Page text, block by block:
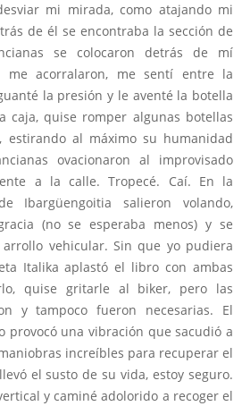
mi mirada, como atajando mi
de él se encontraba la sección de
se colocaron detrás de mí
me acorralaron, me sentí entre la
la presión y le aventé la botella
caja, quise romper algunas botellas
estirando al máximo su humanidad
ovacionaron al improvisado
a la calle. Tropecé. Caí. En la
Ibargüengoitia salieron volando,
(no se esperaba menos) y se
vehicular. Sin que yo pudiera
Italika aplastó el libro con ambas
quise gritarle al biker, pero las
y tampoco fueron necesarias. El
provocó una vibración que sacudió a
increíbles para recuperar el
el susto de su vida, estoy seguro.
y caminé adolorido a recoger el